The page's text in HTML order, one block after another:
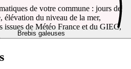
Brebis galeuses
de votre commune : jours de
élévation du niveau de la mer,
issues de Météo France et du GIEC,